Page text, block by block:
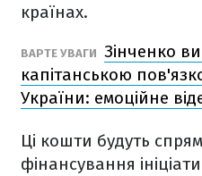
країнах.
ВАРТЕ УВАГИ Зінченко
капітанською
України: емоційне
Ці кошти будуть
фінансування